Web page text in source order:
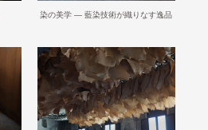
染の美学 ― 藍染技術が織りなす逸品